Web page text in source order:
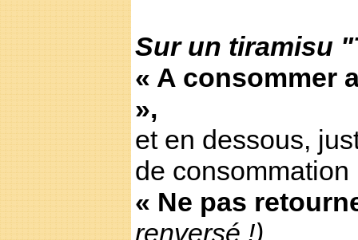
Sur un tiramisu
« A consommer
»,
et en dessous,
de consommation
« Ne pas
renversé !)